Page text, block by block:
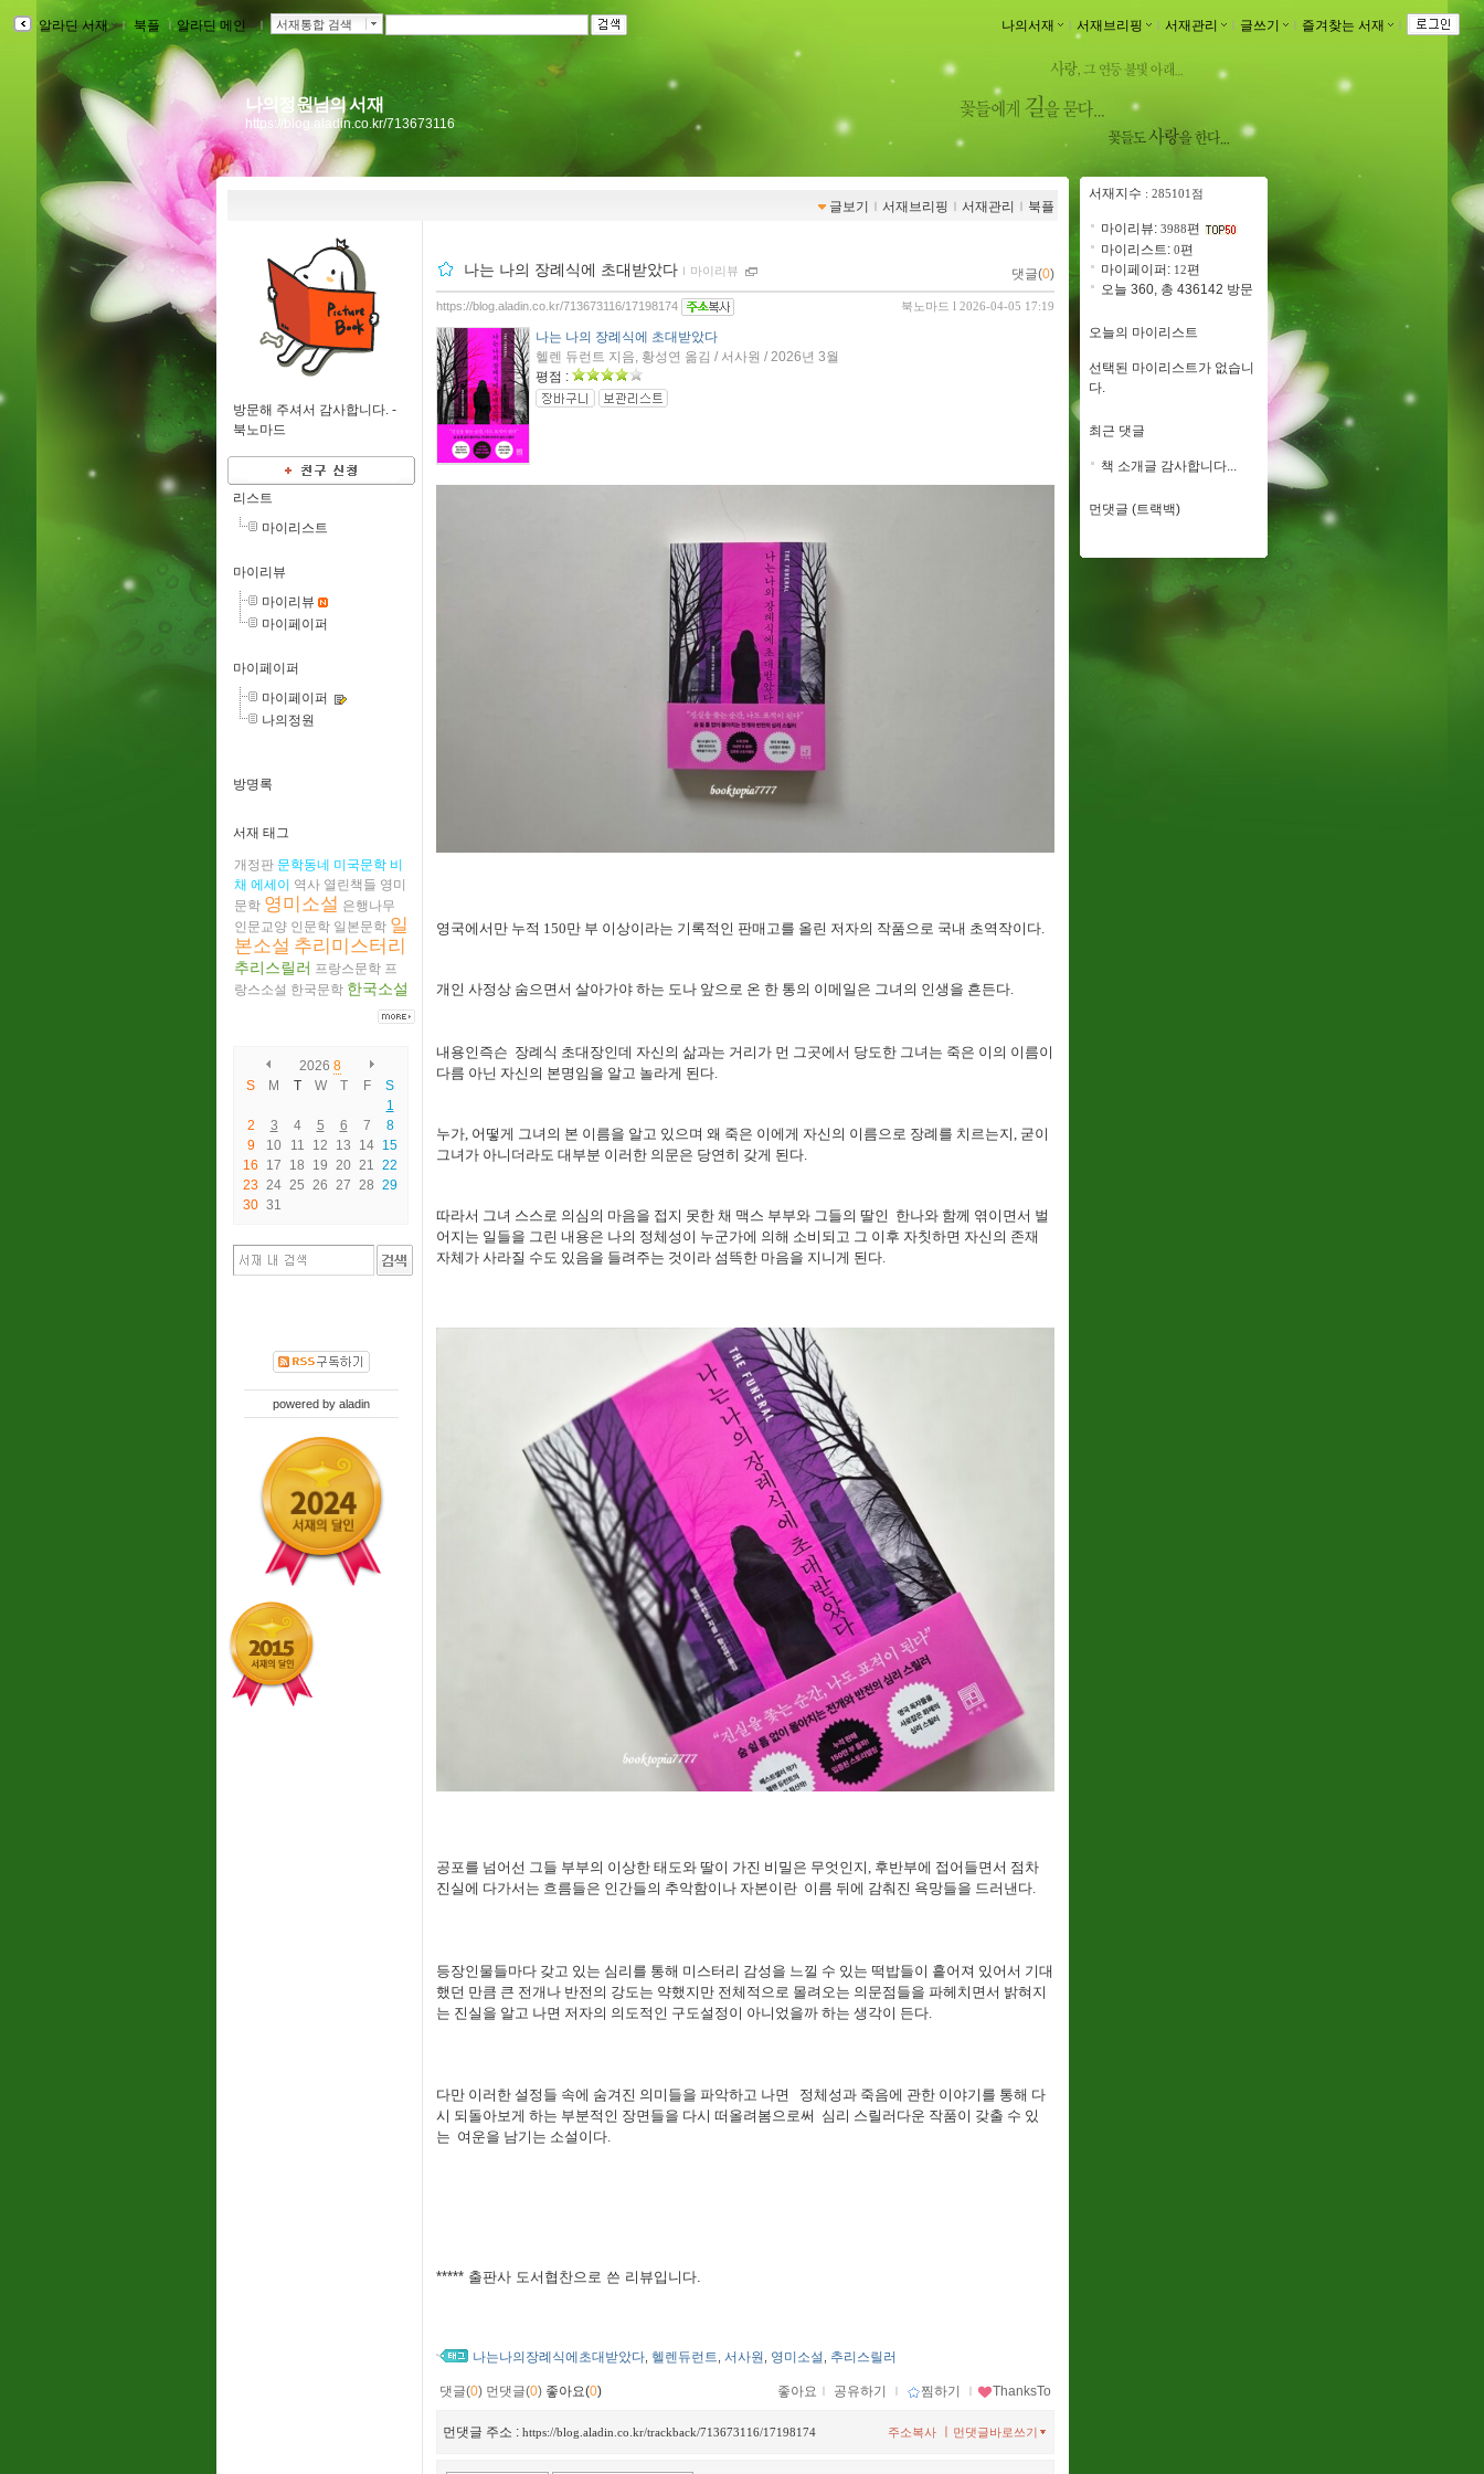
알라딘 서재 ｌ 북플 ｌ알라딘 메인 ｌ 서재통합 검색 나의서재 ｌ 서재브리핑 ｌ 서재관리 ｌ 글쓰기 ｌ 즐겨찾는 서재 ｌ
나의정원님의 서재
https://blog.aladin.co.kr/713673116
글보기 ｌ 서재브리핑 ｌ 서재관리 ｌ 북플
방문해 주셔서 감사합니다. -
북노마드
리스트
마이리스트
마이리뷰
마이리뷰
마이페이퍼
마이페이퍼
마이페이퍼
나의정원
방명록
서재 태그
개정판 문학동네 미국문학 비
채 에세이 역사 열린책들 영미
문학 영미소설 은행나무
인문교양 인문학 일본문학 일
본소설 추리미스터리
추리스릴러 프랑스문학 프
랑스소설 한국문학 한국소설
2026 8
S
M T W T F
S
1
2
3 4 5 6 7
8
9
10 11 12 13 14 15
16
17 18 19 20 21 22
23 24 25 26 27 28 29
30 31
powered by aladin
나는 나의 장례식에 초대받았다 ｌ 마이리뷰 댓글(0)
북노마드 l 2026-04-05 17:19
https://blog.aladin.co.kr/713673116/17198174
나는 나의 장례식에 초대받았다
헬렌 듀런트 지음, 황성연 옮김 / 서사원 / 2026년 3월
평점 :
영국에서만 누적 150만 부 이상이라는 기록적인 판매고를 올린 저자의 작품으로 국내 초역작이다.
개인 사정상 숨으면서 살아가야 하는 도나 앞으로 온 한 통의 이메일은 그녀의 인생을 흔든다.
내용인즉슨 장례식 초대장인데 자신의 삶과는 거리가 먼 그곳에서 당도한 그녀는 죽은 이의 이름이
다름 아닌 자신의 본명임을 알고 놀라게 된다.
누가, 어떻게 그녀의 본 이름을 알고 있으며 왜 죽은 이에게 자신의 이름으로 장례를 치르는지, 굳이
그녀가 아니더라도 대부분 이러한 의문은 당연히 갖게 된다.
따라서 그녀 스스로 의심의 마음을 접지 못한 채 맥스 부부와 그들의 딸인 한나와 함께 엮이면서 벌
어지는 일들을 그린 내용은 나의 정체성이 누군가에 의해 소비되고 그 이후 자칫하면 자신의 존재
자체가 사라질 수도 있음을 들려주는 것이라 섬뜩한 마음을 지니게 된다.
공포를 넘어선 그들 부부의 이상한 태도와 딸이 가진 비밀은 무엇인지, 후반부에 접어들면서 점차
진실에 다가서는 흐름들은 인간들의 추악함이나 자본이란 이름 뒤에 감춰진 욕망들을 드러낸다.
등장인물들마다 갖고 있는 심리를 통해 미스터리 감성을 느낄 수 있는 떡밥들이 흩어져 있어서 기대
했던 만큼 큰 전개나 반전의 강도는 약했지만 전체적으로 몰려오는 의문점들을 파헤치면서 밝혀지
는 진실을 알고 나면 저자의 의도적인 구도설정이 아니었을까 하는 생각이 든다.
다만 이러한 설정들 속에 숨겨진 의미들을 파악하고 나면 정체성과 죽음에 관한 이야기를 통해 다
시 되돌아보게 하는 부분적인 장면들을 다시 떠올려봄으로써 심리 스릴러다운 작품이 갖출 수 있
는 여운을 남기는 소설이다.
***** 출판사 도서협찬으로 쓴 리뷰입니다.
나는나의장례식에초대받았다 헬렌듀런트 서사원 영미소설 추리스릴러
댓글(0) 먼댓글(0) 좋아요(0) 좋아요 ｌ 공유하기 ｌ 찜하기 ｌ ThanksTo
먼댓글 주소 : https://blog.aladin.co.kr/trackback/713673116/17198174 먼댓글바로쓰기
주소복사
서재지수 : 285101점
마이리뷰: 3988편
마이리스트: 0편
마이페이퍼: 12편
오늘 360, 총 436142 방문
오늘의 마이리스트
선택된 마이리스트가 없습니
다.
최근 댓글
책 소개글 감사합니다...
먼댓글 (트랙백)